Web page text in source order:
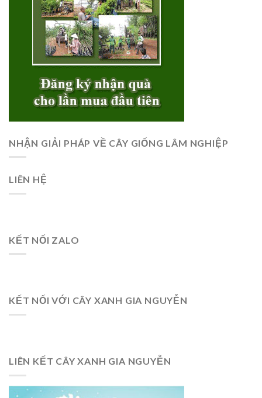
NHẬN GIẢI PHÁP VỀ CÂY GIỐNG LÂM NGHIỆP
LIÊN HỆ
KẾT NỐI ZALO
KẾT NỐI VỚI CÂY XANH GIA NGUYỄN
LIÊN KẾT CÂY XANH GIA NGUYỄN